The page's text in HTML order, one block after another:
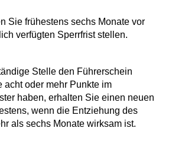
Sie frühestens sechs Monate vor
verfügten Sperrfrist stellen.
Stelle den Führerschein
acht oder mehr Punkte im
haben, erhalten Sie einen neuen
wenn die Entziehung des
als sechs Monate wirksam ist.